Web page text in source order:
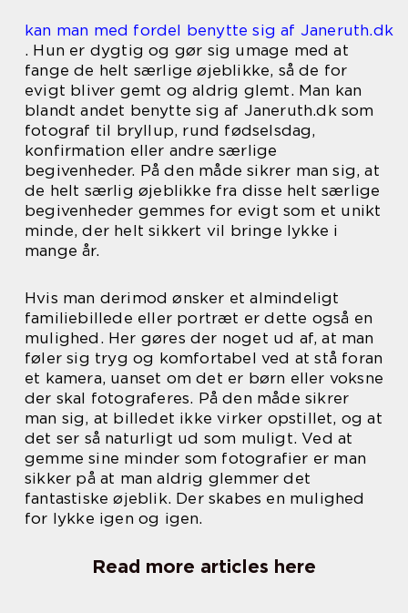
kan man med fordel benytte sig af Janeruth.dk
. Hun er dygtig og gør sig umage med at
fange de helt særlige øjeblikke, så de for
evigt bliver gemt og aldrig glemt. Man kan
blandt andet benytte sig af Janeruth.dk som
fotograf til bryllup, rund fødselsdag,
konfirmation eller andre særlige
begivenheder. På den måde sikrer man sig, at
de helt særlig øjeblikke fra disse helt særlige
begivenheder gemmes for evigt som et unikt
minde, der helt sikkert vil bringe lykke i
mange år.
Hvis man derimod ønsker et almindeligt
familiebillede eller portræt er dette også en
mulighed. Her gøres der noget ud af, at man
føler sig tryg og komfortabel ved at stå foran
et kamera, uanset om det er børn eller voksne
der skal fotograferes. På den måde sikrer
man sig, at billedet ikke virker opstillet, og at
det ser så naturligt ud som muligt. Ved at
gemme sine minder som fotografier er man
sikker på at man aldrig glemmer det
fantastiske øjeblik. Der skabes en mulighed
for lykke igen og igen.
Read more articles here